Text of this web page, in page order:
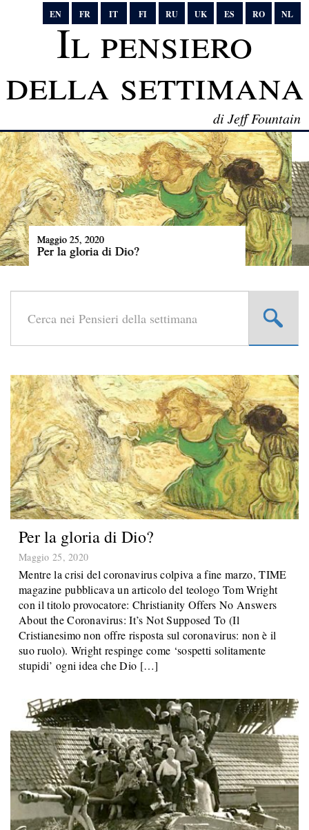
EN FR IT FI RU UK ES RO NL
Il pensiero
della settimana
di Jeff Fountain
Maggio 4, 2020
Chi ha vinto la pace?
Per la gloria di Dio?
Maggio 25, 2020
Mentre la crisi del coronavirus colpiva a fine marzo, TIME
magazine pubblicava un articolo del teologo Tom Wright
con il titolo provocatore: Christianity Offers No Answers
About the Coronavirus: It’s Not Supposed To (Il
Cristianesimo non offre risposta sul coronavirus: non è il
suo ruolo). Wright respinge come ‘sospetti solitamente
stupidi’ ogni idea che Dio […]